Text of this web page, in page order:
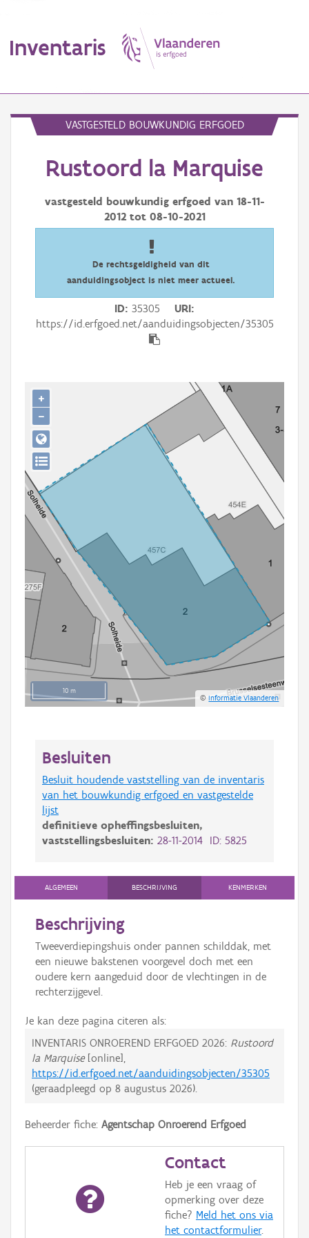
Inventaris
Erfgoedobject
Aanduidingsobject
Waarneming
Persoon of collectief
Aanmelden
VASTGESTELD BOUWKUNDIG ERFGOED
Rustoord la Marquise
vastgesteld bouwkundig erfgoed van 18-11-
2012tot 08-10-2021
De rechtsgeldigheid van dit
aanduidingsobject is niet meer actueel.
ID 35305
URI
https://id.erfgoed.net/aanduidingsobjecten/35305
10 m
©Informatie Vlaanderen
+
−
Besluiten
Besluit houdende vaststelling van de inventaris
van het bouwkundig erfgoed en vastgestelde
lijst
definitieve opheffingsbesluiten,
vaststellingsbesluiten: 28-11-2014 ID: 5825
ALGEMEEN BESCHRIJVING KENMERKEN
Beschrijving
Tweeverdiepingshuis onder pannen schilddak, met
een nieuwe bakstenen voorgevel doch met een
oudere kern aangeduid door de vlechtingen in de
rechterzijgevel.
Je kan deze pagina citeren als:
INVENTARIS ONROEREND ERFGOED 2026: Rustoord
la Marquise[online],
https://id.erfgoed.net/aanduidingsobjecten/35305
(geraadpleegd op 8 augustus 2026).
Beheerder fiche: Agentschap Onroerend Erfgoed
Contact
Heb je een vraag of
opmerking over deze
fiche? Meld het ons via
het contactformulier.